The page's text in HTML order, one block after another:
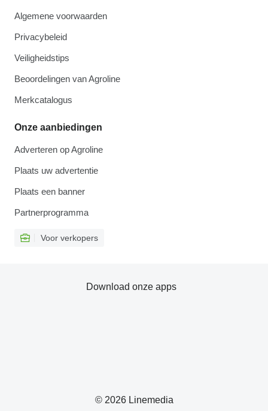
Algemene voorwaarden
Privacybeleid
Veiligheidstips
Beoordelingen van Agroline
Merkcatalogus
Onze aanbiedingen
Adverteren op Agroline
Plaats uw advertentie
Plaats een banner
Partnerprogramma
Voor verkopers
© 2026 Linemedia
Download onze apps